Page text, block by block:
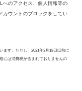
へのアクセス、個人情報等の
カウントのブロックをしてい
す。ただし、2021年3月18日以前に
には消費税が含まれておりませんの